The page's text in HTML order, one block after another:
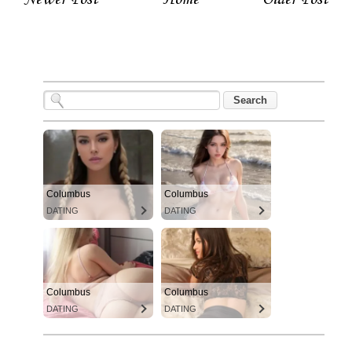
Columbus
DATING
Columbus
DATING
Columbus
DATING
Columbus
DATING